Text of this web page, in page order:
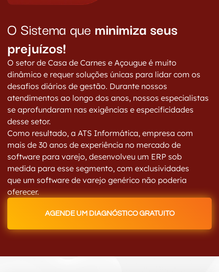
O Sistema que minimiza seus
prejuízos!
O setor de Casa de Carnes e Açougue é muito
dinâmico e requer soluções únicas para lidar com os
desafios diários de gestão. Durante nossos
atendimentos ao longo dos anos, nossos especialistas
se aprofundaram nas exigências e especificidades
desse setor.
Como resultado, a ATS Informática, empresa com
mais de 30 anos de experiência no mercado de
software para varejo, desenvolveu um ERP sob
medida para esse segmento, com exclusividades
que um software de varejo genérico não poderia
oferecer.
AGENDE UM DIAGNÓSTICO GRATUITO